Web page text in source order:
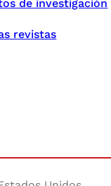
de investigación
revistas